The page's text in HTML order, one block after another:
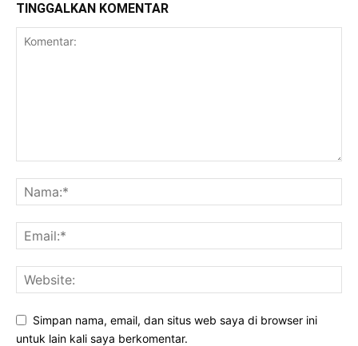
TINGGALKAN KOMENTAR
Simpan nama, email, dan situs web saya di browser ini
untuk lain kali saya berkomentar.